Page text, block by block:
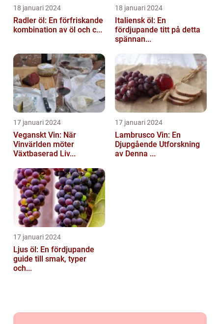
18 januari 2024
Radler öl: En förfriskande
kombination av öl och c...
18 januari 2024
Italiensk öl: En
fördjupande titt på detta
spännan...
17 januari 2024
Veganskt Vin: När
Vinvärlden möter
Växtbaserad Liv...
17 januari 2024
Lambrusco Vin: En
Djupgående Utforskning
av Denna ...
17 januari 2024
Ljus öl: En fördjupande
guide till smak, typer
och...